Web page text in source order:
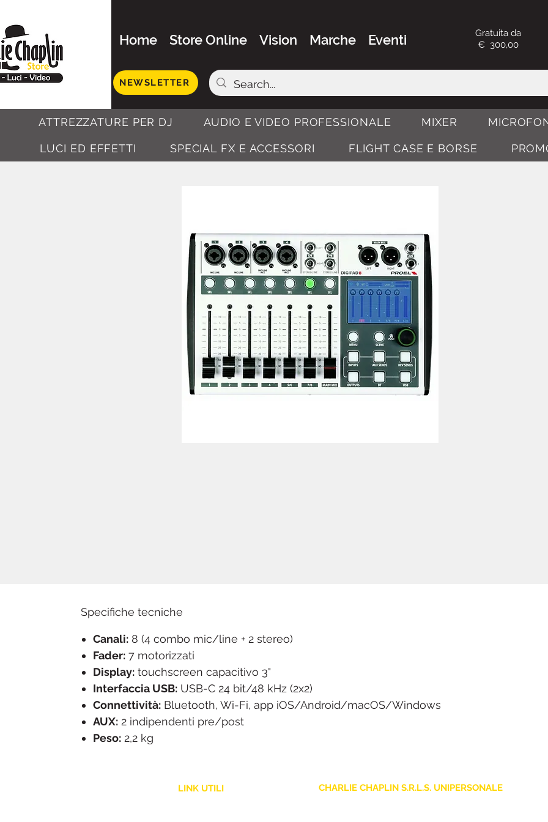
Home Store Online Vision Marche Eventi
Gratuita da
€ 300,00
NEWSLETTER
ATTREZZATURE PER DJ AUDIO E VIDEO PROFESSIONALE MIXER
LUCI ED EFFETTI SPECIAL FX E ACCESSORI FLIGHT CASE E BORSE
Specifiche tecniche
Canali: 8 (4 combo mic/line + 2 stereo)
Fader: 7 motorizzati
Display: touchscreen capacitivo 3"
Interfaccia USB: USB-C 24 bit/48 kHz (2x2)
Connettività: Bluetooth, Wi-Fi, app iOS/Android/macOS/Windows
AUX: 2 indipendenti pre/post
Peso: 2,2 kg
LINK UTILI CHARLIE CHAPLIN S.R.L.S. UNIPERSONALE